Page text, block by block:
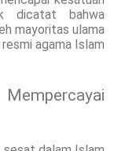
dicatat bahwa
mayoritas ulama
agama Islam